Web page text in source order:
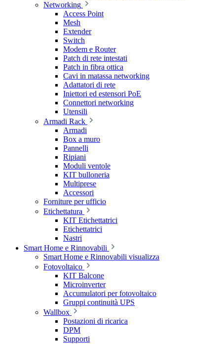
Networking
Access Point
Mesh
Extender
Switch
Modem e Router
Patch di rete intestati
Patch in fibra ottica
Cavi in matassa networking
Adattatori di rete
Iniettori ed estensori PoE
Connettori networking
Utensili
Armadi Rack
Armadi
Box a muro
Pannelli
Ripiani
Moduli ventole
KIT bulloneria
Multiprese
Accessori
Forniture per ufficio
Etichettatura
KIT Etichettatrici
Etichettatrici
Nastri
Smart Home e Rinnovabili
Smart Home e Rinnovabili visualizza
Fotovoltaico
KIT Balcone
Microinverter
Accumulatori per fotovoltaico
Gruppi continuità UPS
Wallbox
Postazioni di ricarica
DPM
Supporti